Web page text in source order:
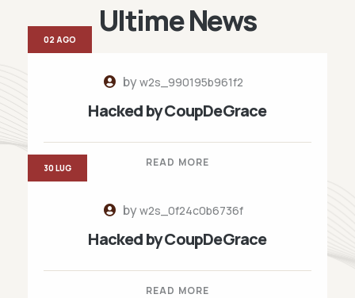
Ultime News
byw2s_990195b961f2
Hacked by CoupDeGrace
READ MORE
02 AGO
byw2s_0f24c0b6736f
Hacked by CoupDeGrace
READ MORE
30 LUG